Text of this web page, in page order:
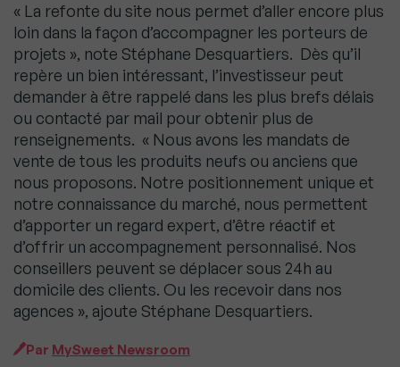
« La refonte du site nous permet d’aller encore plus
loin dans la façon d’accompagner les porteurs de
projets », note Stéphane Desquartiers. Dès qu’il
repère un bien intéressant, l’investisseur peut
demander à être rappelé dans les plus brefs délais
ou contacté par mail pour obtenir plus de
renseignements. « Nous avons les mandats de
vente de tous les produits neufs ou anciens que
nous proposons. Notre positionnement unique et
notre connaissance du marché, nous permettent
d’apporter un regard expert, d’être réactif et
d’offrir un accompagnement personnalisé. Nos
conseillers peuvent se déplacer sous 24h au
domicile des clients. Ou les recevoir dans nos
agences », ajoute Stéphane Desquartiers.
Par MySweet Newsroom